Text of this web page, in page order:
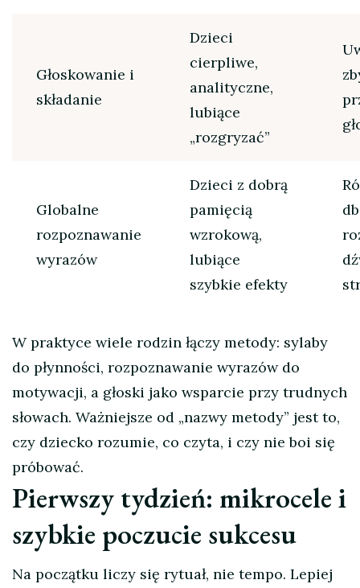
Głoskowanie i
składanie
Dzieci
cierpliwe,
analityczne,
lubiące
„rozgryzać”
Globalne
rozpoznawanie
wyrazów
Dzieci z dobrą
pamięcią
wzrokową,
lubiące
szybkie efekty
W praktyce wiele rodzin łączy metody: sylaby
do płynności, rozpoznawanie wyrazów do
motywacji, a głoski jako wsparcie przy trudnych
słowach. Ważniejsze od „nazwy metody” jest to,
czy dziecko rozumie, co czyta, i czy nie boi się
próbować.
Pierwszy tydzień: mikrocele i
szybkie poczucie sukcesu
Na początku liczy się rytuał, nie tempo. Lepiej